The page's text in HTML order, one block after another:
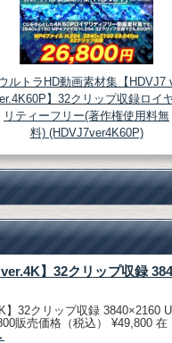
ルトラHD動画素材集【HDVJ7
er.4K60P】32クリップ収録ロイ
リティーフリー(著作権使用料無
料) (HDVJ7ver4K60P)
】32クリップ収録 384
32クリップ収録 3840×2160 U
販売価格（税込） ¥49,800 在